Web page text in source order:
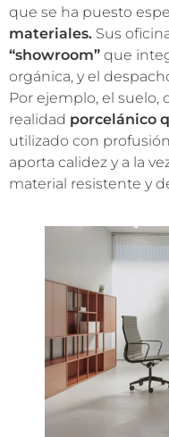
que se ha puesto
materiales. Sus
“showroom” que
orgánica, y el
Por ejemplo, el suelo,
realidad porcelánico
utilizado con
aporta calidez y a la
material resistente y